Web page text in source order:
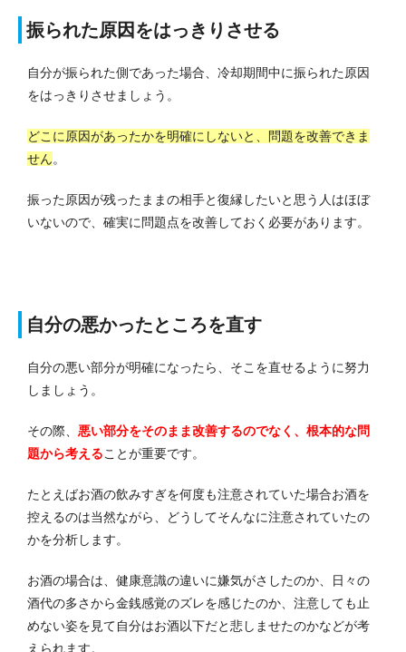
振られた原因をはっきりさせる
自分が振られた側であった場合、冷却期間中に振られた原因
をはっきりさせましょう。
どこに原因があったかを明確にしないと、問題を改善できま
せん。
振った原因が残ったままの相手と復縁したいと思う人はほぼ
いないので、確実に問題点を改善しておく必要があります。
自分の悪かったところを直す
自分の悪い部分が明確になったら、そこを直せるように努力
しましょう。
その際、 悪い部分をそのまま改善するのでなく、根本的な問
題から考えることが重要です。
たとえばお酒の飲みすぎを何度も注意されていた場合お酒を
控えるのは当然ながら、どうしてそんなに注意されていたの
かを分析します。
お酒の場合は、健康意識の違いに嫌気がさしたのか、日々の
酒代の多さから金銭感覚のズレを感じたのか、注意しても止
めない姿を見て自分はお酒以下だと悲しませたのかなどが考
えられます。